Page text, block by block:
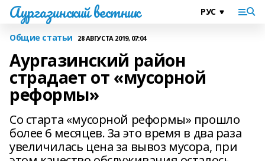
Аургазинский вестник
Общие статьи 28 АВГУСТА 2019, 07:04
Аургазинский район
страдает от «мусорной
реформы»
Со старта «мусорной реформы» прошло
более 6 месяцев. За это время в два раза
увеличилась цена за вывоз мусора, при